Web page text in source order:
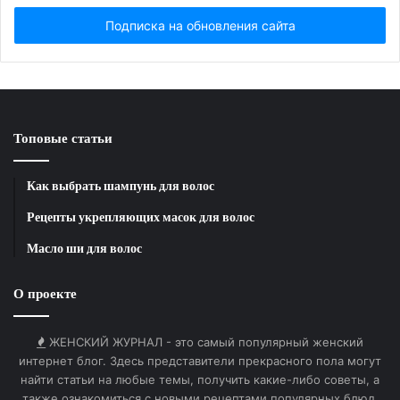
дома можно делать маски для лица из киви, после
применения таких масок кожа лица приобретает
Email...
Топовые статьи
Как выбрать шампунь для волос
Рецепты укрепляющих масок для волос
Масло ши для волос
О проекте
ЖЕНСКИЙ ЖУРНАЛ - это самый популярный женский
интернет блог. Здесь представители прекрасного пола могут
найти статьи на любые темы, получить какие-либо советы, а